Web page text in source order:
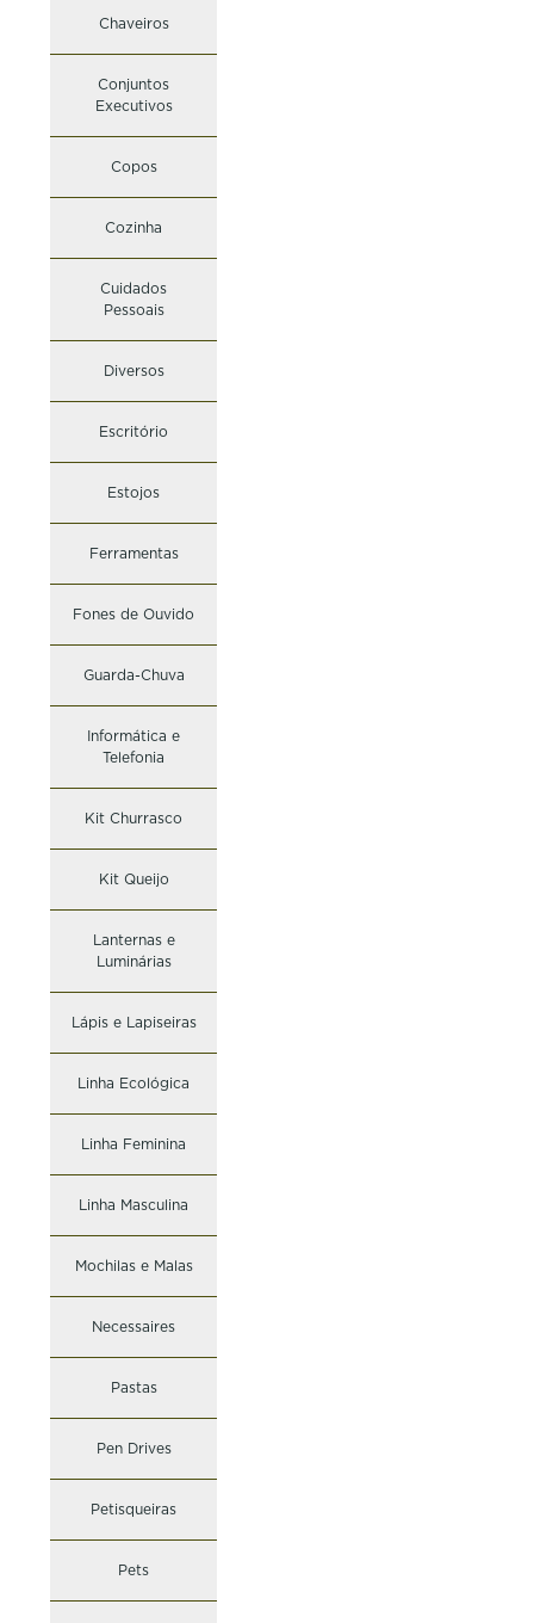
Chaveiros
Conjuntos
Executivos
Copos
Cozinha
Cuidados
Pessoais
Diversos
Escritório
Estojos
Ferramentas
Fones de Ouvido
Guarda-Chuva
Informática e
Telefonia
Kit Churrasco
Kit Queijo
Lanternas e
Luminárias
Lápis e Lapiseiras
Linha Ecológica
Linha Feminina
Linha Masculina
Mochilas e Malas
Necessaires
Pastas
Pen Drives
Petisqueiras
Pets